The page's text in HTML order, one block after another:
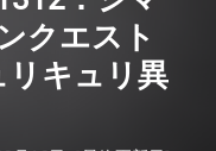
クエスト
リキュリ異